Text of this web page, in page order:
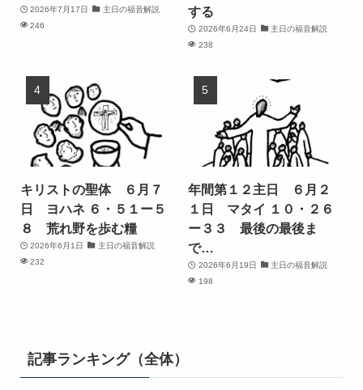
2026年7月17日
主日の福音解説
246
する
2026年6月24日
主日の福音解説
238
キリストの聖体 ６月７
日 ヨハネ ６・５１ー５
８ 荒れ野を歩む糧
2026年6月1日
主日の福音解説
232
年間第１２主日 ６月２
１日 マタイ １０・２６
ー３３ 最後の最後ま
で…
2026年6月19日
主日の福音解説
198
記事ランキング（全体）